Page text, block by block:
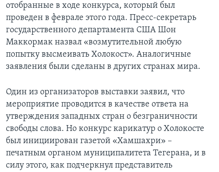
отобранные в ходе конкурса, который был
проведен в феврале этого года. Пресс-секретарь
государственного департамента США Шон
Маккормак назвал «возмутительной любую
попытку высмеивать Холокост». Аналогичные
заявления были сделаны в других странах мира.
Один из организаторов выставки заявил, что
мероприятие проводится в качестве ответа на
утверждения западных стран о безграничности
свободы слова. Но конкурс карикатур о Холокосте
был инициирован газетой «Хамшахри» –
печатным органом муниципалитета Тегерана, и в
силу этого, как подчеркнул представитель